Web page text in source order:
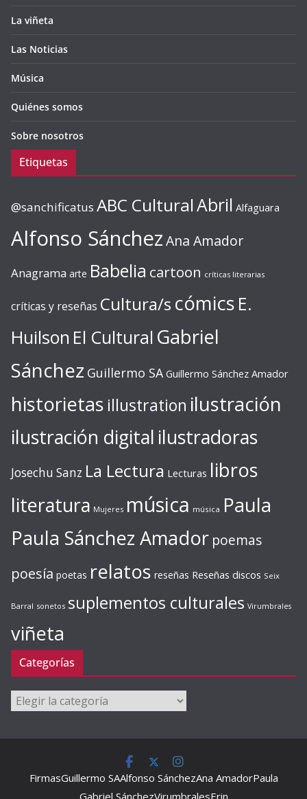
La viñeta
Las Noticias
Música
Quiénes somos
Sobre nosotros
Etiquetas
@sanchificatus ABC CulturalAbril Alfaguara
Alfonso SánchezAna Amador
Anagrama arte Babelia cartoon críticas literarias
críticas y reseñas Cultura/s cómics E.
Huilson El Cultural Gabriel
Sánchez Guillermo SA Guillermo Sánchez Amador
historietas illustration ilustración
ilustración digital ilustradoras
Josechu Sanz La Lectura Lecturas libros
literatura Mujeres música música Paula
Paula Sánchez Amador poemas
poesía poetas relatos reseñas Reseñas discos Seix
Barral sonetos suplementos culturales Virumbrales
viñeta
Categorías
Categorías
FirmasGuillermo SAAlfonso SánchezAna AmadorPaula